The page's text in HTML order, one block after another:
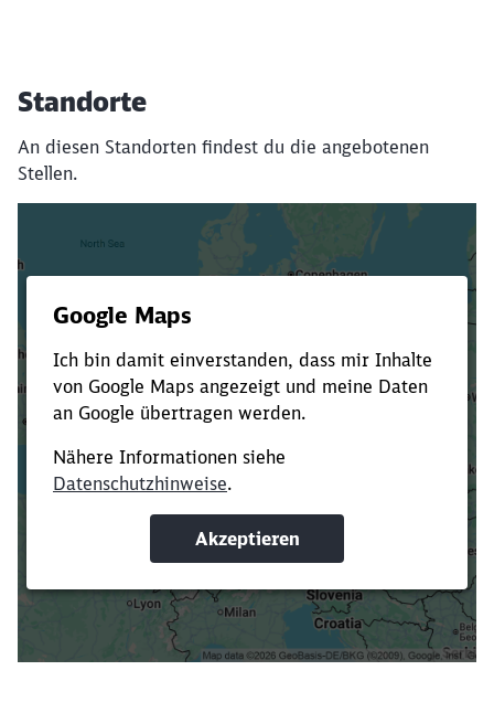
Standorte
An diesen Standorten findest du die angebotenen
Stellen.
Verkürze die Ladezeit, indem du Suchbegriffe
oder Filter hinzufügst.
Suchbegriffe eingeben
Filter setzen